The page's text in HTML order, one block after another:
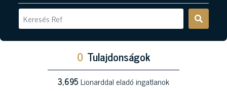
0 Tulajdonságok
3,695Lionarddal eladó ingatlanok